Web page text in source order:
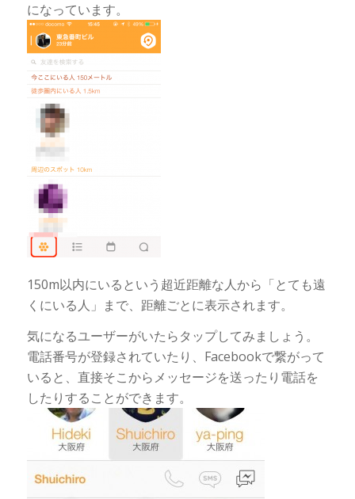
になっています。
150m以内にいるという超近距離な人から「とても遠
くにいる人」まで、距離ごとに表示されます。
気になるユーザーがいたらタップしてみましょう。
電話番号が登録されていたり、Facebookで繋がって
いると、直接そこからメッセージを送ったり電話を
したりすることができます。